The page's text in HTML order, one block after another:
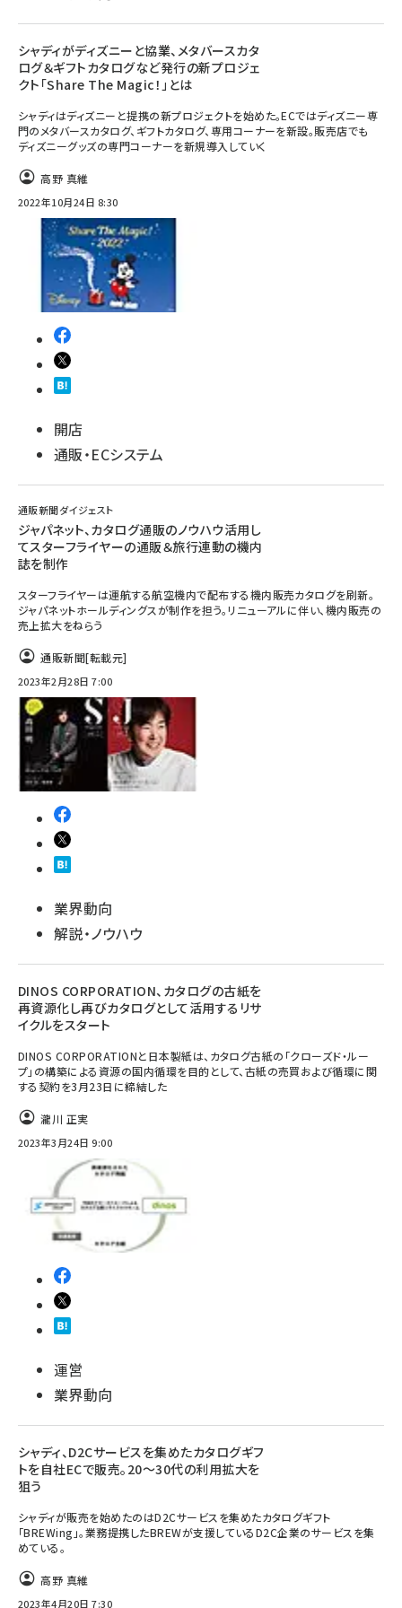
シャディがディズニーと協業、メタバースカタ
ログ＆ギフトカタログなど発行の新プロジェ
クト「Share The Magic！」とは
シャディはディズニーと提携の新プロジェクトを始めた。ECではディズニー専
門のメタバースカタログ、ギフトカタログ、専用コーナーを新設。販売店でも
ディズニーグッズの専門コーナーを新規導入していく
高野 真維
2022年10月24日 8:30
開店
通販・ECシステム
通販新聞ダイジェスト
ジャパネット、カタログ通販のノウハウ活用し
てスターフライヤーの通販＆旅行連動の機内
誌を制作
スターフライヤーは運航する航空機内で配布する機内販売カタログを刷新。
ジャパネットホールディングスが制作を担う。リニューアルに伴い、機内販売の
売上拡大をねらう
通販新聞[転載元]
2023年2月28日 7:00
業界動向
解説・ノウハウ
DINOS CORPORATION、カタログの古紙を
再資源化し再びカタログとして活用するリサ
イクルをスタート
DINOS CORPORATIONと日本製紙は、カタログ古紙の「クローズド・ルー
プ」の構築による資源の国内循環を目的として、古紙の売買および循環に関
する契約を3月23日に締結した
瀧川 正実
2023年3月24日 9:00
運営
業界動向
シャディ、D2Cサービスを集めたカタログギフ
トを自社ECで販売。20～30代の利用拡大を
狙う
シャディが販売を始めたのはD2Cサービスを集めたカタログギフト
「BREWing」。業務提携したBREWが支援しているD2C企業のサービスを集
めている。
高野 真維
2023年4月20日 7:30